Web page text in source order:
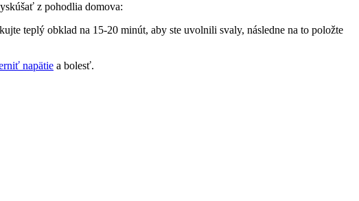
z pohodlia domova:
teplý⁤ obklad na 15-20 minút, aby ste​ uvolnili svaly, následne na to položte
napätie a bolesť.